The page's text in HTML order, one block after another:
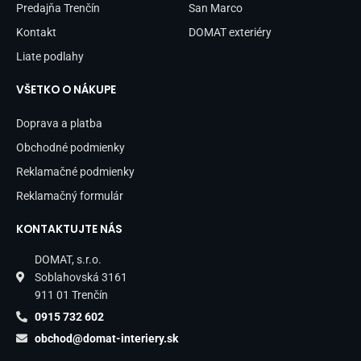
Predajňa Trenčín
Kontakt
Liate podlahy
San Marco
DOMAT exteriéry
VŠETKO O NÁKUPE
Doprava a platba
Obchodné podmienky
Reklamačné podmienky
Reklamačný formulár
KONTAKTUJTE NÁS
DOMAT, s.r.o.
Soblahovská 3161
911 01 Trenčín
0915 732 602
obchod@domat-interiery.sk